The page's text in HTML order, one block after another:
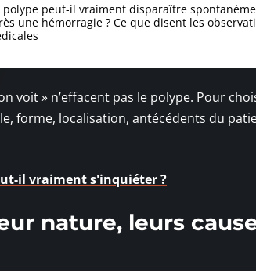
polype peut-il vraiment disparaître
une hémorragie ? Ce que disent les
voit » n’effacent pas le polype. Pour
forme, localisation, antécédents du
il vraiment s'inquiéter ?
nature, leurs